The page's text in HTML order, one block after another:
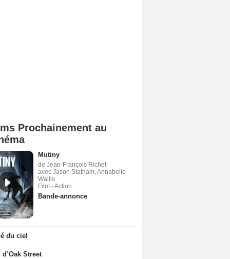
Prochainement au
Mutiny
de Jean-François Richet
avec Jason Statham, Annabelle
Wallis
Film - Action
Bande-annonce
du ciel
d’Oak Street